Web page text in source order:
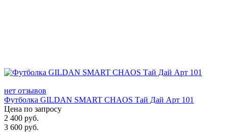
нет отзывов
Футболка GILDAN SMART CHAOS Тай Дай Арт 101
Цена по запросу
2 400 руб.
3 600 руб.